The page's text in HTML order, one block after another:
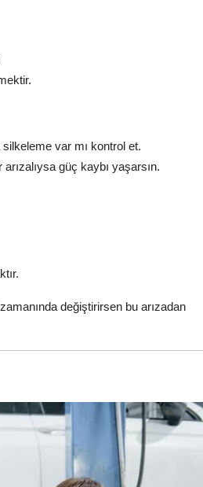
var mı kontrol et.
güç kaybı yaşarsın.
değiştirirsen bu arızadan